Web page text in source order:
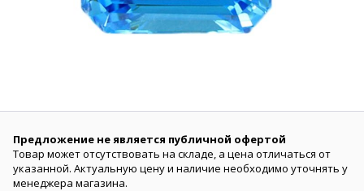
Предложение не является публичной офертой
Товар может отсутствовать на складе, а цена отличаться от
указанной. Актуальную цену и наличие необходимо уточнять у
менеджера магазина.